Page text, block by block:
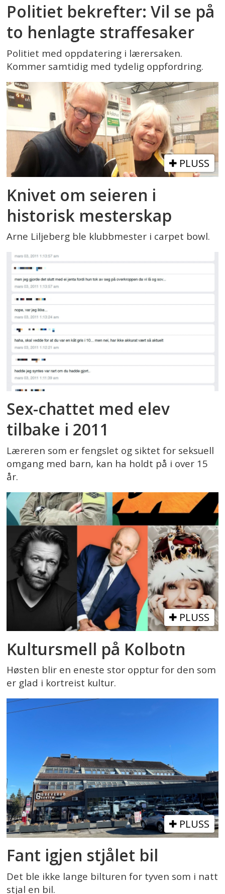
Politiet bekrefter: Vil se på
to henlagte straffesaker
Politiet med oppdatering i lærersaken.
Kommer samtidig med tydelig oppfordring.
PLUSS
Knivet om seieren i
historisk mesterskap
Arne Liljeberg ble klubbmester i carpet bowl.
Sex-chattet med elev
tilbake i 2011
Læreren som er fengslet og siktet for seksuell
omgang med barn, kan ha holdt på i over 15
år.
PLUSS
Kultursmell på Kolbotn
Høsten blir en eneste stor opptur for den som
er glad i kortreist kultur.
PLUSS
Fant igjen stjålet bil
Det ble ikke lange bilturen for tyven som i natt
stjal en bil.